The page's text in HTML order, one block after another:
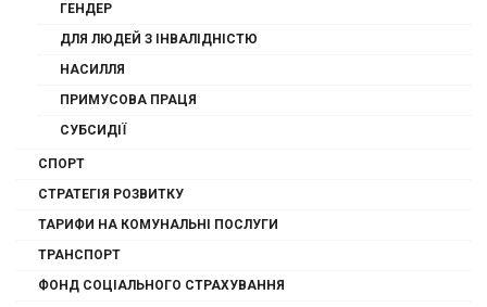
ГЕНДЕР
ДЛЯ ЛЮДЕЙ З ІНВАЛІДНІСТЮ
НАСИЛЛЯ
ПРИМУСОВА ПРАЦЯ
СУБСИДІЇ
СПОРТ
СТРАТЕГІЯ РОЗВИТКУ
ТАРИФИ НА КОМУНАЛЬНІ ПОСЛУГИ
ТРАНСПОРТ
ФОНД СОЦІАЛЬНОГО СТРАХУВАННЯ